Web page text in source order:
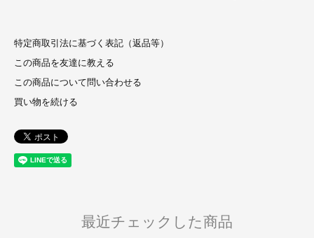
特定商取引法に基づく表記（返品等）
この商品を友達に教える
この商品について問い合わせる
買い物を続ける
最近チェックした商品